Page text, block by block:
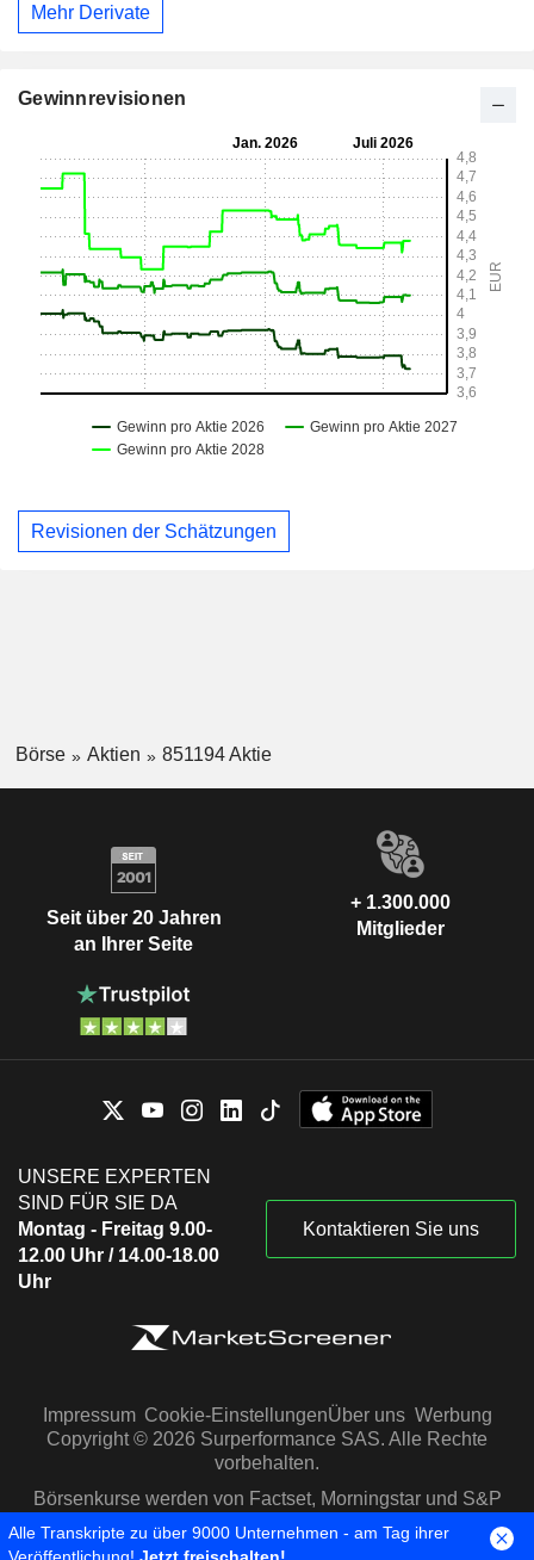
Mehr Derivate
Gewinnrevisionen
Revisionen der Schätzungen
Börse Aktien 851194 Aktie
Seit über 20 Jahren
an Ihrer Seite
+ 1.300.000
Mitglieder
UNSERE EXPERTEN
SIND FÜR SIE DA
Montag - Freitag 9.00-
12.00 Uhr / 14.00-18.00
Uhr
Kontaktieren Sie uns
Impressum Cookie-EinstellungenÜber uns Werbung
Copyright © 2026 Surperformance SAS. Alle Rechte
vorbehalten.
Börsenkurse werden von Factset, Morningstar und S&P
Capital IQ zur Verfügung gestellt
Alle Transkripte zu über 9000 Unternehmen - am Tag ihrer